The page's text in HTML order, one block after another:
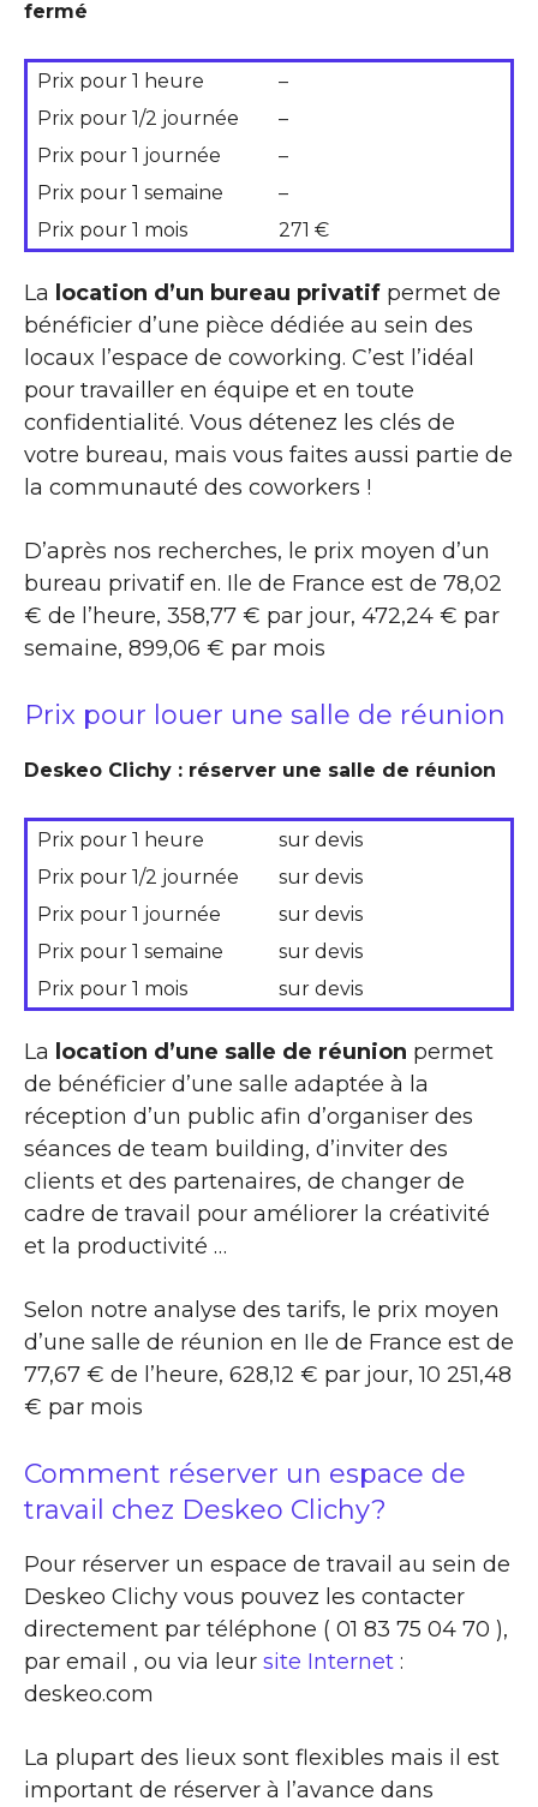
fermé
Prix pour 1 heure
–
Prix pour 1/2 journée
–
Prix pour 1 journée
–
Prix pour 1 semaine
–
Prix pour 1 mois
271 €
La location d’un bureau privatif permet de
bénéficier d’une pièce dédiée au sein des
locaux l’espace de coworking. C’est l’idéal
pour travailler en équipe et en toute
confidentialité. Vous détenez les clés de
votre bureau, mais vous faites aussi partie de
la communauté des coworkers !
D’après nos recherches, le prix moyen d’un
bureau privatif en. Ile de France est de 78,02
€ de l’heure, 358,77 € par jour, 472,24 € par
semaine, 899,06 € par mois
Prix pour louer une salle de réunion
Deskeo Clichy : réserver une salle de réunion
Prix pour 1 heure
sur devis
Prix pour 1/2 journée
sur devis
Prix pour 1 journée
sur devis
Prix pour 1 semaine
sur devis
Prix pour 1 mois
sur devis
La location d’une salle de réunion permet
de bénéficier d’une salle adaptée à la
réception d’un public afin d’organiser des
séances de team building, d’inviter des
clients et des partenaires, de changer de
cadre de travail pour améliorer la créativité
et la productivité …
Selon notre analyse des tarifs, le prix moyen
d’une salle de réunion en Ile de France est de
77,67 € de l’heure, 628,12 € par jour, 10 251,48
€ par mois
Comment réserver un espace de
travail chez Deskeo Clichy?
Pour réserver un espace de travail au sein de
Deskeo Clichy vous pouvez les contacter
directement par téléphone ( 01 83 75 04 70 ),
par email , ou via leur site Internet :
deskeo.com
La plupart des lieux sont flexibles mais il est
important de réserver à l’avance dans